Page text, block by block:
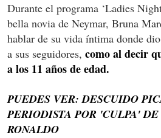
Durante el programa ‘Ladies
bella novia de Neymar, Bruna
hablar de su vida íntima donde
a sus seguidores, como al decir
a los 11 años de edad.
PUEDES VER: DESCUIDO
PERIODISTA POR 'CULPA'
RONALDO